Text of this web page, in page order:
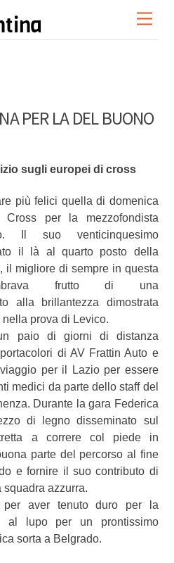
PER LA DEL BUONO
sugli europei di cross
più felici quella di domenica
per la mezzofondista
Il suo venticinquesimo
il là al quarto posto della
il migliore di sempre in questa
frutto di una
alla brillantezza dimostrata
prova di Levico.
paio di giorni di distanza
di AV Frattin Auto e
per il Lazio per essere
medici da parte dello staff del
Durante la gara Federica
di legno disseminato sul
a correre col piede in
parte del percorso al fine
e fornire il suo contributo di
squadra azzurra.
aver tenuto duro per la
al lupo per un prontissimo
sorta a Belgrado.